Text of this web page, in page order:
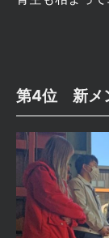
第4位 新メ